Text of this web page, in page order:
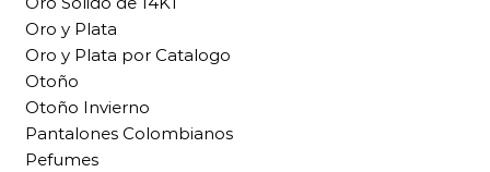
Oro y Plata
Oro y Plata por Catalogo
Otoño
Otoño Invierno
Pantalones Colombianos
Pefumes